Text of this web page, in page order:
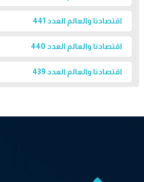
اقتصادنا والعالم العدد 441
اقتصادنا والعالم العدد 440
اقتصادنا والعالم العدد 439